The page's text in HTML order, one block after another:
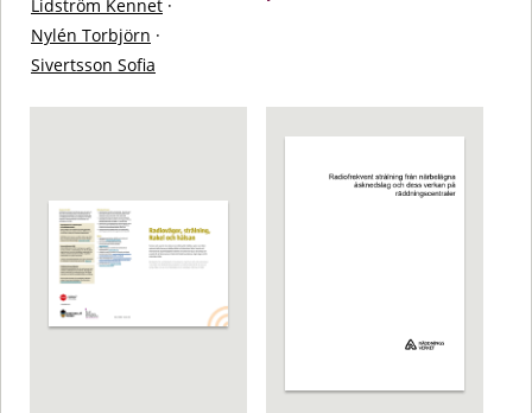
Lidström Kennet ·
Nylén Torbjörn ·
Sivertsson Sofia